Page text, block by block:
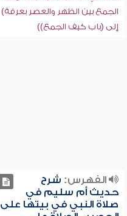
الجمع بين الظهر والعصر بعرفة)
إلى (باب كيف الجمع))
الفهرس: شرح
حديث أم سليم في
صلاة النبي في بيتها على